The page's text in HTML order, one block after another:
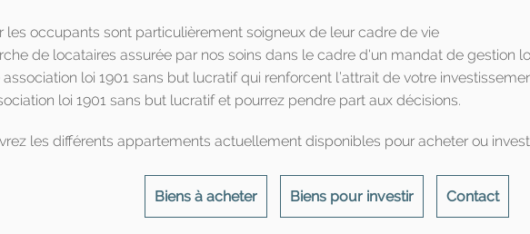
les occupants sont particulièrement soigneux de leur cadre de vie
de locataires assurée par nos soins dans le cadre d'un mandat de gestion
loi 1901 sans but lucratif qui renforcent l’attrait de votre
loi 1901 sans but lucratif et pourrez pendre part aux décisions.
les différents appartements actuellement disponibles pour acheter ou
Biens à acheter Biens pour investir Contact